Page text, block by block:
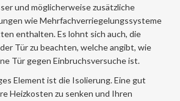
und möglicherweise zusätzliche
wie Mehrfachverriegelungssysteme
enthalten. Es lohnt sich auch, die
Tür zu beachten, welche angibt, wie
Tür gegen Einbruchsversuche ist.
Element ist die Isolierung. Eine gut
Heizkosten zu senken und Ihren